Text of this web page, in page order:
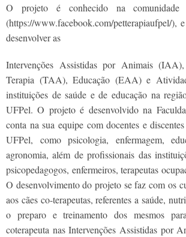
O projeto é conhecido na comunidade
(https://www.facebook.com/petterapiaufpel/),
desenvolver as
Intervenções Assistidas por Animais
Terapia (TAA), Educação (EAA) e
instituições de saúde e de educação na
UFPel. O projeto é desenvolvido na
conta na sua equipe com docentes e
UFPel, como psicologia, enfermagem,
agronomia, além de profissionais das
psicopedagogos, enfermeiros, terapeutas
O desenvolvimento do projeto se faz com os
aos cães co-terapeutas, referentes a saúde,
o preparo e treinamento dos mesmos
coterapeuta nas Intervenções Assistidas por